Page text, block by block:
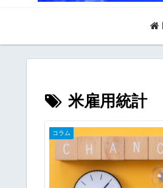
米雇用統計
コラム